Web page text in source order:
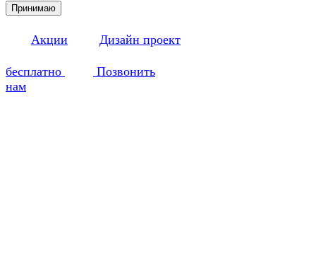
Принимаю
Акции Дизайн проект
бесплатно
Позвонить
нам